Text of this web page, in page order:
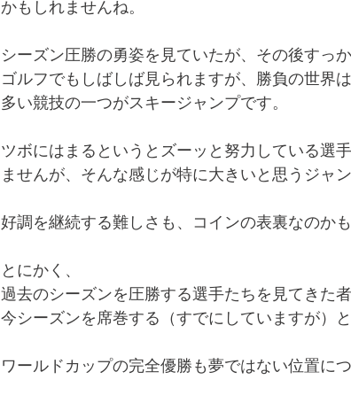
かもしれませんね。
シーズン圧勝の勇姿を見ていたが、その後すっ
ゴルフでもしばしば見られますが、勝負の世界
多い競技の一つがスキージャンプです。
ツボにはまるというとズーッと努力している選
ませんが、そんな感じが特に大きいと思うジャン
好調を継続する難しさも、コインの表裏なのかも
とにかく、
過去のシーズンを圧勝する選手たちを見てきた
今シーズンを席巻する（すでにしていますが）と
ワールドカップの完全優勝も夢ではない位置につ